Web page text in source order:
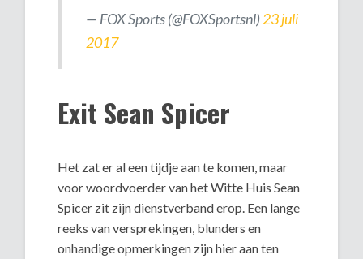
— FOX Sports (@FOXSportsnl) 23 juli
2017
Exit Sean Spicer
Het zat er al een tijdje aan te komen, maar
voor woordvoerder van het Witte Huis Sean
Spicer zit zijn dienstverband erop. Een lange
reeks van versprekingen, blunders en
onhandige opmerkingen zijn hier aan ten